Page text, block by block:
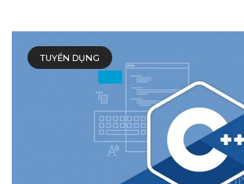
TUYỂN DỤNG